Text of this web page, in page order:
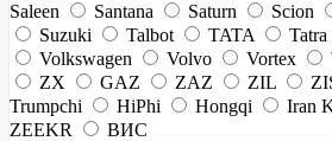
Saleen
Santana Saturn Scion
Suzuki
Talbot TATA Tatra
Volkswagen
Volvo Vortex
ZX
GAZ ZAZ ZIL
Trumpchi
HiPhi Hongqi Iran
ZEEKR
ВИС